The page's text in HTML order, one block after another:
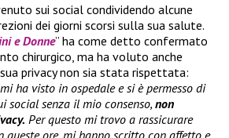
sui social condividendo alcune
dei giorni scorsi sulla sua salute.
e Donne” ha come detto confermato
chirurgico, ma ha voluto anche
privacy non sia stata rispettata:
ha visto in ospedale e si è permesso di
social senza il mio consenso, non
Per questo mi trovo a rassicurare
queste ore, mi hanno scritto con affetto e